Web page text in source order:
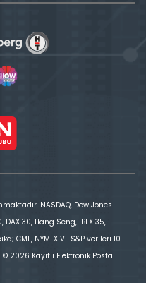
NASDAQ, Dow Jones
DAX 30, Hang Seng, IBEX 35,
CME, NYMEX VE S&P verileri 10
2026 Kayıtlı Elektronik Posta